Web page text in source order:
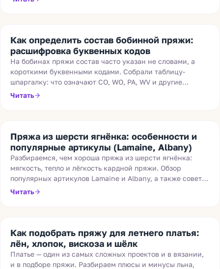
Как определить состав бобинной пряжи:
расшифровка буквенных кодов
На бобинах пряжи состав часто указан не словами, а
короткими буквенными кодами. Собрали таблицу-
шпаргалку: что означают CO, WO, PA, WV и другие
обозначения материалов.
Читать
Пряжа из шерсти ягнёнка: особенности и
популярные артикулы (Lamaine, Albany)
Разбираемся, чем хороша пряжа из шерсти ягнёнка:
мягкость, тепло и лёгкость кардной пряжи. Обзор
популярных артикулов Lamaine и Albany, а также советы
по вязанию и ВТО.
Читать
Как подобрать пряжу для летнего платья:
лён, хлопок, вискоза и шёлк
Платье — один из самых сложных проектов и в вязании,
и в подборе пряжи. Разбираем плюсы и минусы льна,